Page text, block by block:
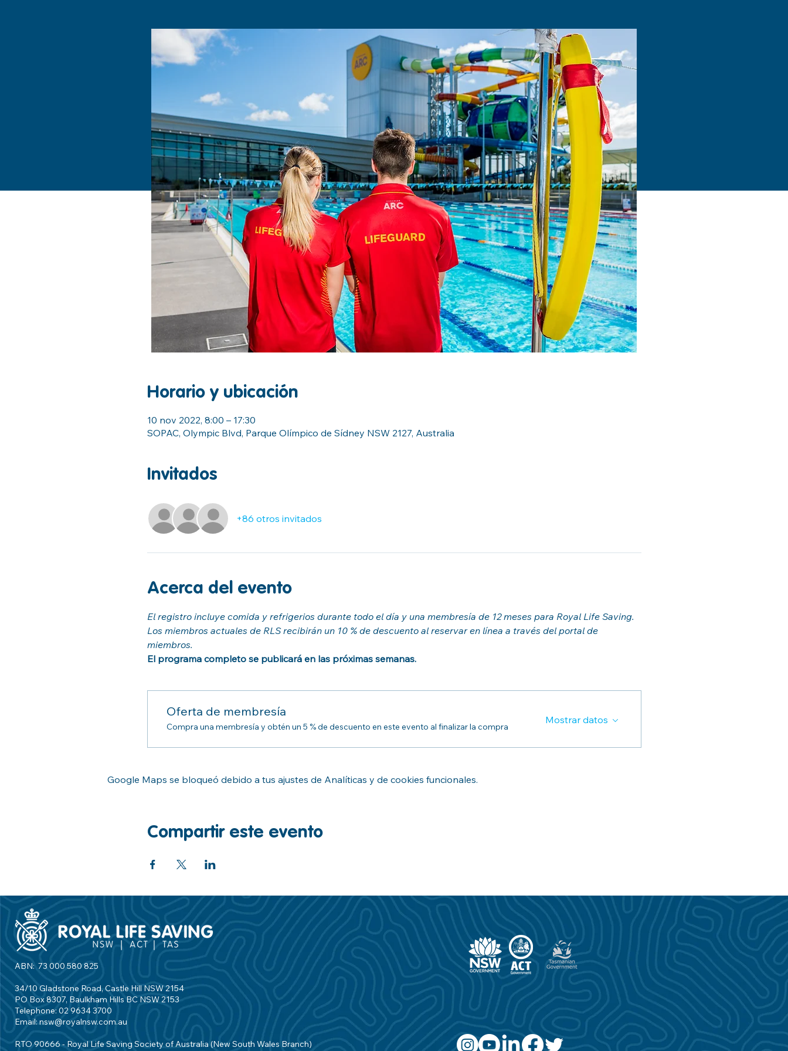
Horario y ubicación
10 nov 2022, 8:00 – 17:30
SOPAC, Olympic Blvd, Parque Olímpico de Sídney NSW 2127, Australia
Invitados
+86 otros invitados
Acerca del evento
El registro incluye comida y refrigerios durante todo el día y una membresía de 12 meses para Royal Life Saving.
Los miembros actuales de RLS recibirán un 10 % de descuento al reservar en línea a través del portal de
miembros.
El programa completo se publicará en las próximas semanas.
Oferta de membresía
Compra una membresía y obtén un 5 % de descuento en este evento al finalizar la compra
Mostrar datos
Google Maps se bloqueó debido a tus ajustes de Analíticas y de cookies funcionales.
Compartir este evento
ABN: 73 000 580 825
34/10 Gladstone Road, Castle Hill NSW 2154
PO Box 8307, Baulkham Hills BC NSW 2153
Telephone: 02 9634 3700
Email: nsw@royalnsw.com.au
RTO 90666 - Royal Life Saving Society of Australia (New South Wales Branch)